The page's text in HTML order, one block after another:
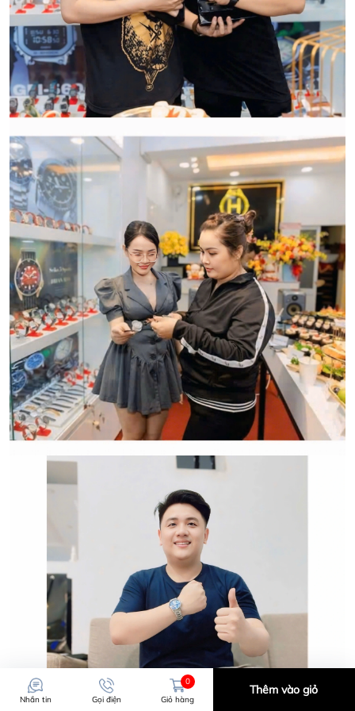
HWATCH Chuyên Nhập khẩu Và Phân Phối Các Loại
Đồng Hồ Chính Hãng
CẢM ƠN QUÝ KHÁCH ĐÃ TIN TƯỞNG VÀ ỦNG HỘ
HWATCH CHUYÊN NHẬP KHẨU và PHÂN PHỐI CÁC
LOẠI ĐỒNG HỒ CHÍNH HÃNG.
CẢM ƠN QUÝ KHÁCH ĐÃ TIN TƯỞNG VÀ ỦNG HỘ
HWATCH CHUYÊN NHẬP KHẨU và PHÂN PHỐI CÁC
LOẠI ĐỒNG HỒ CHÍNH HÃNG.
Nhắn tin Gọi điện
0
Giỏ hàng
Thêm vào giỏ